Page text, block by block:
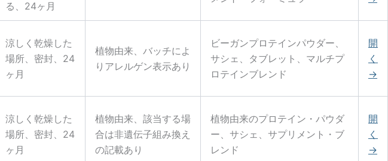
る、24ヶ月
涼しく乾燥した
場所、密封、24
ヶ月
植物由来、バッチによ
りアレルゲン表示あり
ビーガンプロテインパウダー、
サシェ、タブレット、マルチプ
ロテインブレンド
開
く
→
涼しく乾燥した
場所、密封、24
ヶ月
植物由来、該当する場
合は非遺伝子組み換え
の記載あり
植物由来のプロテイン・パウダ
ー、サシェ、サプリメント・ブ
レンド
開
く
→